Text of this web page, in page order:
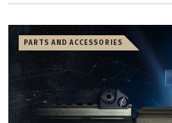
PARTS AND ACCESSORIES